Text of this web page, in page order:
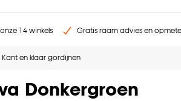
14 winkels Gratis raam advies en
Kant en klaar gordijnen
Donkergroen